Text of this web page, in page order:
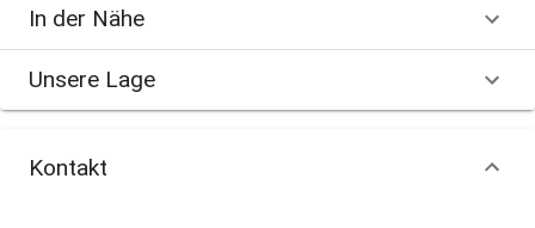
In der Nähe
Unsere Lage
Kontakt